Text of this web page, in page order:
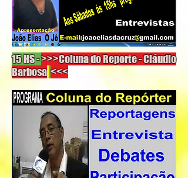
15 HS ->>>Coluna do Reporte - Cláudio
Barbosa <<<